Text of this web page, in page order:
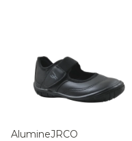
AlumineJRCO